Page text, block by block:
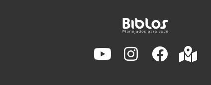
Y
I
F
a
M
a